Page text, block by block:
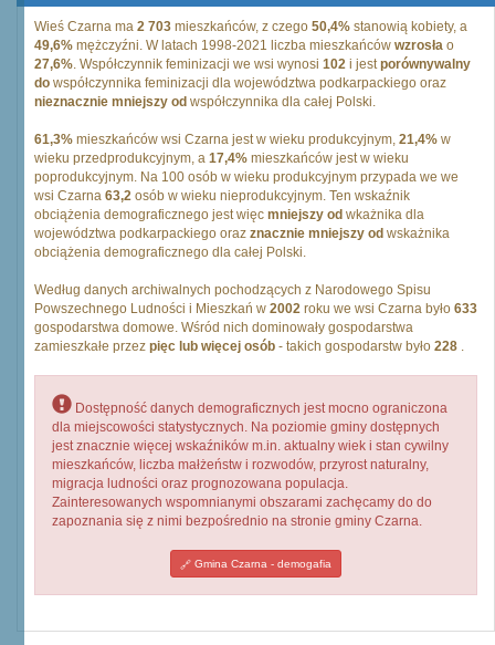
Wieś Czarna ma 2 703 mieszkańców, z czego 50,4% stanowią kobiety, a
49,6% mężczyźni. W latach 1998-2021 liczba mieszkańców wzrosła o
27,6%. Współczynnik feminizacji we wsi wynosi 102 i jestporównywalny
do współczynnika feminizacji dla województwa podkarpackiego oraz
nieznacznie mniejszy od współczynnika dla całej Polski.
61,3% mieszkańców wsi Czarna jest w wieku produkcyjnym, 21,4% w
wieku przedprodukcyjnym, a 17,4% mieszkańców jest w wieku
poprodukcyjnym. Na 100 osób w wieku produkcyjnym przypada we we
wsi Czarna 63,2 osób w wieku nieprodukcyjnym. Ten wskaźnik
obciążenia demograficznego jest więc mniejszy od wkażnika dla
województwa podkarpackiego oraz znacznie mniejszy od wskażnika
obciążenia demograficznego dla całej Polski.
Według danych archiwalnych pochodzących z Narodowego Spisu
Powszechnego Ludności i Mieszkań w 2002 roku we wsi Czarna było 633
gospodarstwa domowe. Wśród nich dominowały gospodarstwa
zamieszkałe przez pięc lub więcej osób - takich gospodarstw było 228 .
Dostępność danych demograficznych jest mocno ograniczona
dla miejscowości statystycznych. Na poziomie gminy dostępnych
jest znacznie więcej wskaźników m.in. aktualny wiek i stan cywilny
mieszkańców, liczba małżeństw i rozwodów, przyrost naturalny,
migracja ludności oraz prognozowana populacja.
Zainteresowanych wspomnianymi obszarami zachęcamy do do
zapoznania się z nimi bezpośrednio na stronie gminy Czarna.
Gmina Czarna - demogafia